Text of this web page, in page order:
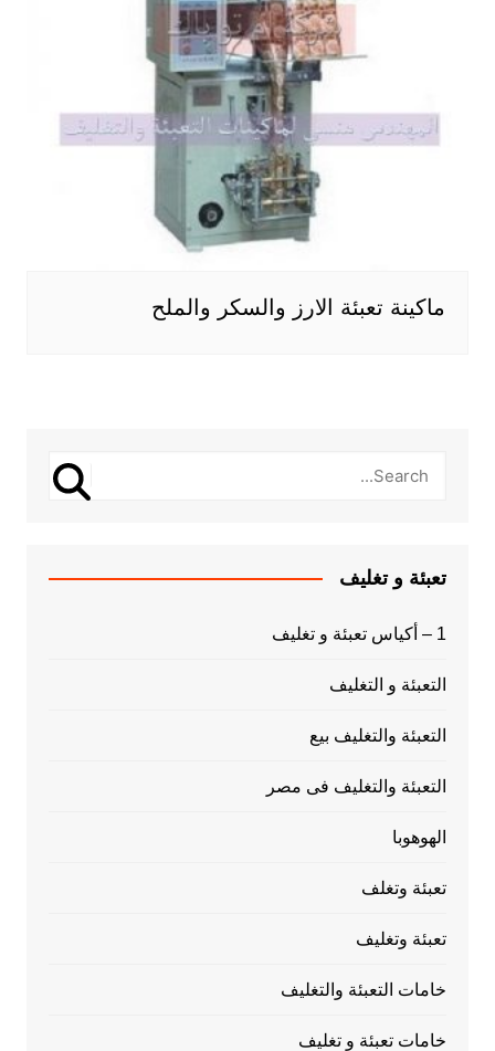
ماكينة تعبئة الارز والسكر والملح
تعبئة و تغليف
1 – أكياس تعبئة و تغليف
التعبئة و التغليف
التعبئة والتغليف بيع
التعبئة والتغليف فى مصر
الهوهوبا
تعبئة وتغلف
تعبئة وتغليف
خامات التعبئة والتغليف
خامات تعبئة و تغليف